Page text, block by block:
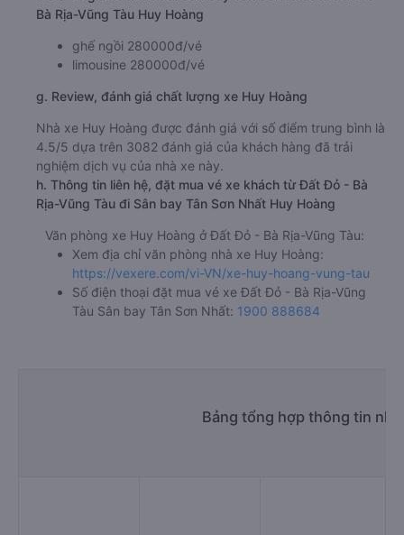
Bà Rịa-Vũng Tàu Huy Hoàng
ghế ngồi 280000đ/vé
limousine 280000đ/vé
g. Review, đánh giá chất lượng xe Huy Hoàng
Nhà xe Huy Hoàng được đánh giá với số điểm trung bình là
4.5/5 dựa trên 3082 đánh giá của khách hàng đã trải
nghiệm dịch vụ của nhà xe này.
h. Thông tin liên hệ, đặt mua vé xe khách từ Đất Đỏ - Bà
Rịa-Vũng Tàu đi Sân bay Tân Sơn Nhất Huy Hoàng
Văn phòng xe Huy Hoàng ở Đất Đỏ - Bà Rịa-Vũng Tàu:
Xem địa chỉ văn phòng nhà xe Huy Hoàng:
https://vexere.com/vi-VN/xe-huy-hoang-vung-tau
Số điện thoại đặt mua vé xe Đất Đỏ - Bà Rịa-Vũng
Tàu Sân bay Tân Sơn Nhất: 1900 888684
Bảng tổng hợp thông tin